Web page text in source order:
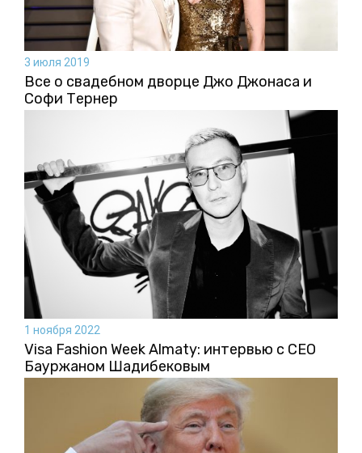
3 июля 2019
Все о свадебном дворце Джо Джонаса и
Софи Тернер
1 ноября 2022
Visa Fashion Week Almaty: интервью с CEO
Бауржаном Шадибековым